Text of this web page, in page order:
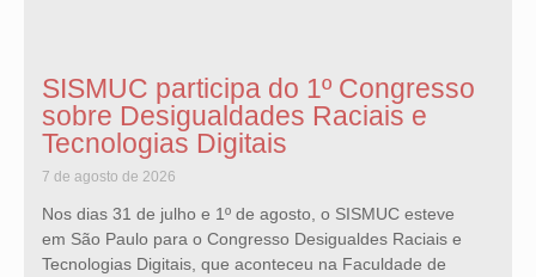
SISMUC participa do 1º Congresso
sobre Desigualdades Raciais e
Tecnologias Digitais
7 de agosto de 2026
Nos dias 31 de julho e 1º de agosto, o SISMUC esteve
em São Paulo para o Congresso Desigualdes Raciais e
Tecnologias Digitais, que aconteceu na Faculdade de